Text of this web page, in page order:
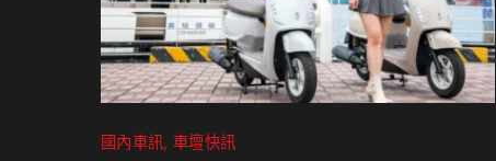
國內車訊 車壇快訊